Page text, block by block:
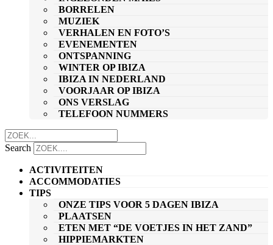
BORRELEN
MUZIEK
VERHALEN EN FOTO’S
EVENEMENTEN
ONTSPANNING
WINTER OP IBIZA
IBIZA IN NEDERLAND
VOORJAAR OP IBIZA
ONS VERSLAG
TELEFOON NUMMERS
Search
ACTIVITEITEN
ACCOMMODATIES
TIPS
ONZE TIPS VOOR 5 DAGEN IBIZA
PLAATSEN
ETEN MET “DE VOETJES IN HET ZAND”
HIPPIEMARKTEN